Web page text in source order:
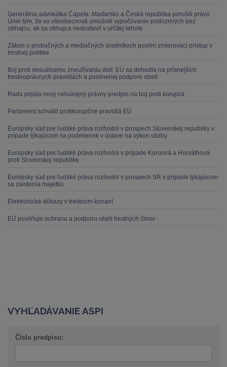
Generálna advokátka Ćapeta: Maďarsko a Česká republika porušili právo
Únie tým, že vo všeobecnosti umožnili vypočúvanie podozrivých bez
obhajcu, ak sa obhajca nedostavil v určitej lehote
Zákon o probačných a mediačných úradníkoch posilní zmierovací prístup v
trestnej politike
Boj proti sexuálnemu zneužívaniu detí: EÚ sa dohodla na prísnejších
trestnoprávnych pravidlách a posilnenej podpore obetí
Rada prijala nový celoúnijný právny predpis na boj proti korupcii
Parlament schválil protikorupčné pravidlá EÚ
Európsky súd pre ľudské práva rozhodol v prospech Slovenskej republiky v
prípade týkajúcom sa podmienok v ústave na výkon väzby
Európsky súd pre ľudské práva rozhodol v prípade Kuruová a Horváthová
proti Slovenskej republike
Európsky súd pre ľudské práva rozhodol v prospech SR v prípade týkajúcom
sa zaistenia majetku
Elektronické dôkazy v trestnom konaní
EÚ posilňuje ochranu a podporu obetí trestných činov
VYHĽADÁVANIE ASPI
Číslo predpisu: